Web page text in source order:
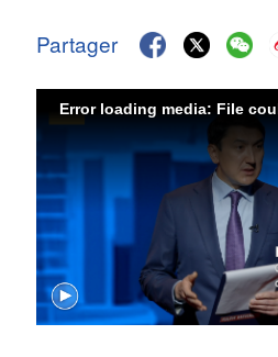
Partager
Error loading media: File